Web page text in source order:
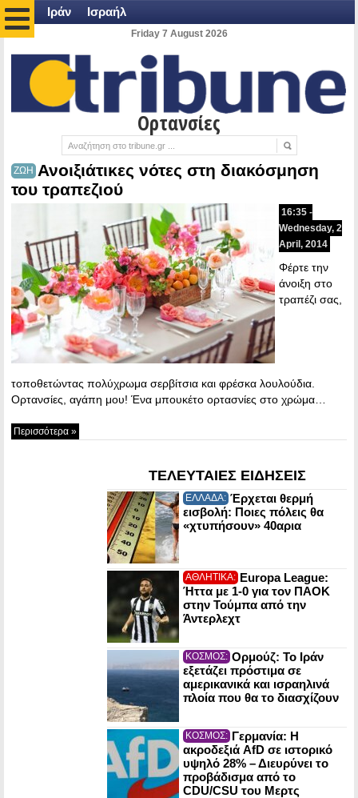
Ιράν Ισραήλ
Friday 7 August 2026
Ορτανσίες
ΖΩΗ Ανοιξιάτικες νότες στη διακόσμηση
του τραπεζιού
16:35 -
Wednesday, 2
April, 2014
Φέρτε την
άνοιξη στο
τραπέζι σας,
τοποθετώντας πολύχρωμα σερβίτσια και φρέσκα λουλούδια.
Ορτανσίες, αγάπη μου! Ένα μπουκέτο ορτασνίες στο χρώμα…
Περισσότερα »
ΤΕΛΕΥΤΑΙΕΣ ΕΙΔΗΣΕΙΣ
ΕΛΛΑΔΑ: Έρχεται θερμή
εισβολή: Ποιες πόλεις θα
«χτυπήσουν» 40αρια
ΑΘΛΗΤΙΚΑ: Europa League:
Ήττα με 1-0 για τον ΠΑΟΚ
στην Τούμπα από την
Άντερλεχτ
ΚΟΣΜΟΣ: Ορμούζ: Το Ιράν
εξετάζει πρόστιμα σε
αμερικανικά και ισραηλινά
πλοία που θα το διασχίζουν
ΚΟΣΜΟΣ: Γερμανία: Η
ακροδεξιά AfD σε ιστορικό
υψηλό 28% – Διευρύνει το
προβάδισμα από το
CDU/CSU του Μερτς